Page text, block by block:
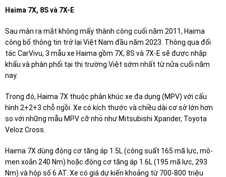
Haima 7X, 8S và 7X-E
Sau màn ra mắt không mấy thành công cuối năm 2011, Haima
công bố thông tin trở lại Việt Nam đầu năm 2023. Thông qua đối
tác CarVivu, 3 mẫu xe Haima gồm 7X, 8S và 7X-E sẽ được nhập
khẩu và phân phối tại thị trường Việt sớm nhất từ nửa cuối năm
nay.
Trong đó, Haima 7X thuộc phân khúc xe đa dụng (MPV) với cấu
hình 2+2+3 chỗ ngồi. Xe có kích thước và chiều dài cơ sở lớn hơn
so với những mẫu MPV cỡ nhỏ như Mitsubishi Xpander, Toyota
Veloz Cross.
Haima 7X dùng động cơ tăng áp 1.5L (công suất 165 mã lực, mô-
men xoắn 240 Nm) hoặc động cơ tăng áp 1.6L (195 mã lực, 293
Nm) và hộp số 6 AT. Xe có giá dự kiến khoảng từ 700-800 triệu